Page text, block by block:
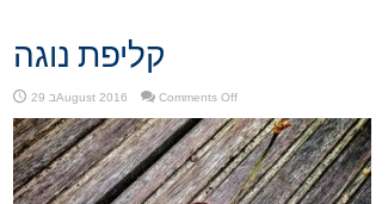
קליפת נוגה
29 בAugust 2016 Comments Offon
נוגה